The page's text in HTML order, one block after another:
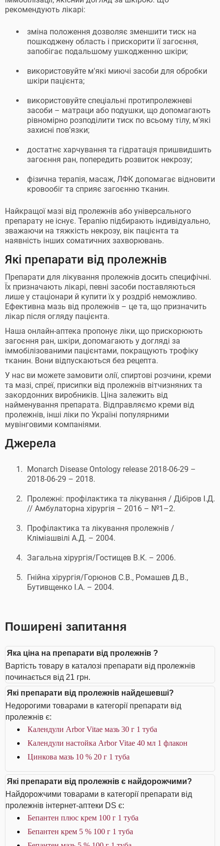
рекомендують лікарі:
зміна положення дозволяє зменшити тиск на
пошкоджену область і прискорити її загоєння,
запобігає подальшому ушкодженню шкіри;
використовуйте м'які миючі засоби для обробки
шкіри пацієнта;
використовуйте спеціальні протипролежневі
засоби – матраци або подушки, що допомагають
рівномірно розподілити тиск по всьому тілу, м'які
захисні пов'язки;
достатнє харчування та гідратація пришвидшить
загоєння ран, попередить розвиток некрозу;
фізична терапія, масаж, ЛФК допомагає відновити
кровообіг та сприяє загоєнню тканин.
Найкращої мазі від пролежнів або універсального
препарату не існує. Терапію підбирають індивідуально,
зважаючи на тяжкість некрозу, вік пацієнта та
наявність інших соматичних захворювань.
Які препарати від пролежнів
Препарати для лікування пролежнів досить специфічні.
Їх призначають лікарі, певні засоби поставляються
лише у стаціонари й купити їх у роздріб неможливо.
Ефективна мазь від пролежнів – це та, що призначить
лікар після огляду пацієнта.
Наша онлайн-аптека пропонує ліки, що прискорюють
загоєння ран, шкіри, допомагають у догляді за
іммобілізованими пацієнтами, покращують трофіку
тканин. Вони відпускаються без рецепта.
У нас ви можете замовити олії, спиртові розчини, креми
та мазі, спреї, присипки від пролежнів вітчизняних та
закордонних виробників. Ціна залежить від
найменування препарата. Відправляємо креми від
пролежнів, інші ліки по Україні популярними
мувінговими компаніями.
Джерела
Monarch Disease Ontology release 2018-06-29 –
2018-06-29 – 2018.
Пролежні: профілактика та лікування / Дібіров І.Д.
// Амбулаторна хірургія – 2016 – №1–2.
Профілактика та лікування пролежнів /
Кліміашвілі А.Д. – 2004.
Загальна хірургія/Гостищев В.К. – 2006.
Гнійна хірургія/Горюнов С.В., Ромашев Д.В.,
Бутивщенко І.А. – 2004.
Поширені запитання
Яка ціна на препарати від пролежнів ?
Вартість товару в каталозі препарати від пролежнів
починається від 21 грн.
Які препарати від пролежнів найдешевші?
Недорогими товарами в категорії препарати від
пролежнів є:
Календули Arbor Vitae мазь 30 г 1 туба
Календули настойка Arbor Vitae 40 мл 1 флакон
Цинкова мазь 10 % 20 г 1 туба
Які препарати від пролежнів є найдорожчими?
Найдорожчими товарами в категорії препарати від
пролежнів інтернет-аптеки DS є:
Бепантен плюс крем 100 г 1 туба
Бепантен крем 5 % 100 г 1 туба